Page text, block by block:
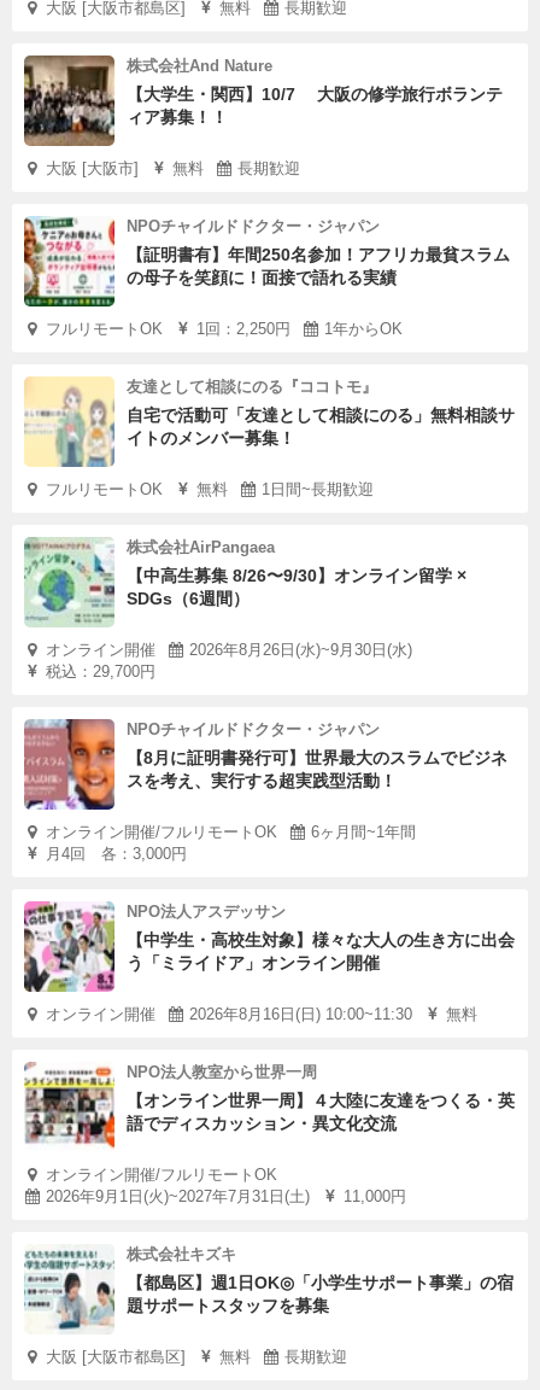
大阪 [大阪市都島区] 無料 長期歓迎
株式会社And Nature
【大学生・関西】10/7 大阪の修学旅行ボランテ
ィア募集！！
大阪 [大阪市] 無料 長期歓迎
NPOチャイルドドクター・ジャパン
【証明書有】年間250名参加！アフリカ最貧スラム
の母子を笑顔に！面接で語れる実績
フルリモートOK 1回：2,250円 1年からOK
友達として相談にのる『ココトモ』
自宅で活動可「友達として相談にのる」無料相談サ
イトのメンバー募集！
フルリモートOK 無料 1日間~長期歓迎
株式会社AirPangaea
【中高生募集 8/26〜9/30】オンライン留学 ×
SDGs（6週間）
オンライン開催
2026年8月26日(水)~9月30日(水)
税込：29,700円
NPOチャイルドドクター・ジャパン
【8月に証明書発行可】世界最大のスラムでビジネ
スを考え、実行する超実践型活動！
オンライン開催/フルリモートOK
6ヶ月間~1年間
月4回 各：3,000円
NPO法人アスデッサン
【中学生・高校生対象】様々な大人の生き方に出会
う「ミライドア」オンライン開催
オンライン開催 2026年8月16日(日) 10:00~11:30 無料
NPO法人教室から世界一周
【オンライン世界一周】４大陸に友達をつくる・英
語でディスカッション・異文化交流
オンライン開催/フルリモートOK
2026年9月1日(火)~2027年7月31日(土)
11,000円
株式会社キズキ
【都島区】週1日OK◎「小学生サポート事業」の宿
題サポートスタッフを募集
大阪 [大阪市都島区] 無料 長期歓迎